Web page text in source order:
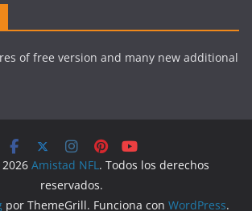
of free version and many new additional
Amistad NFL. Todos los derechos
reservados.
por ThemeGrill. Funciona con WordPress.